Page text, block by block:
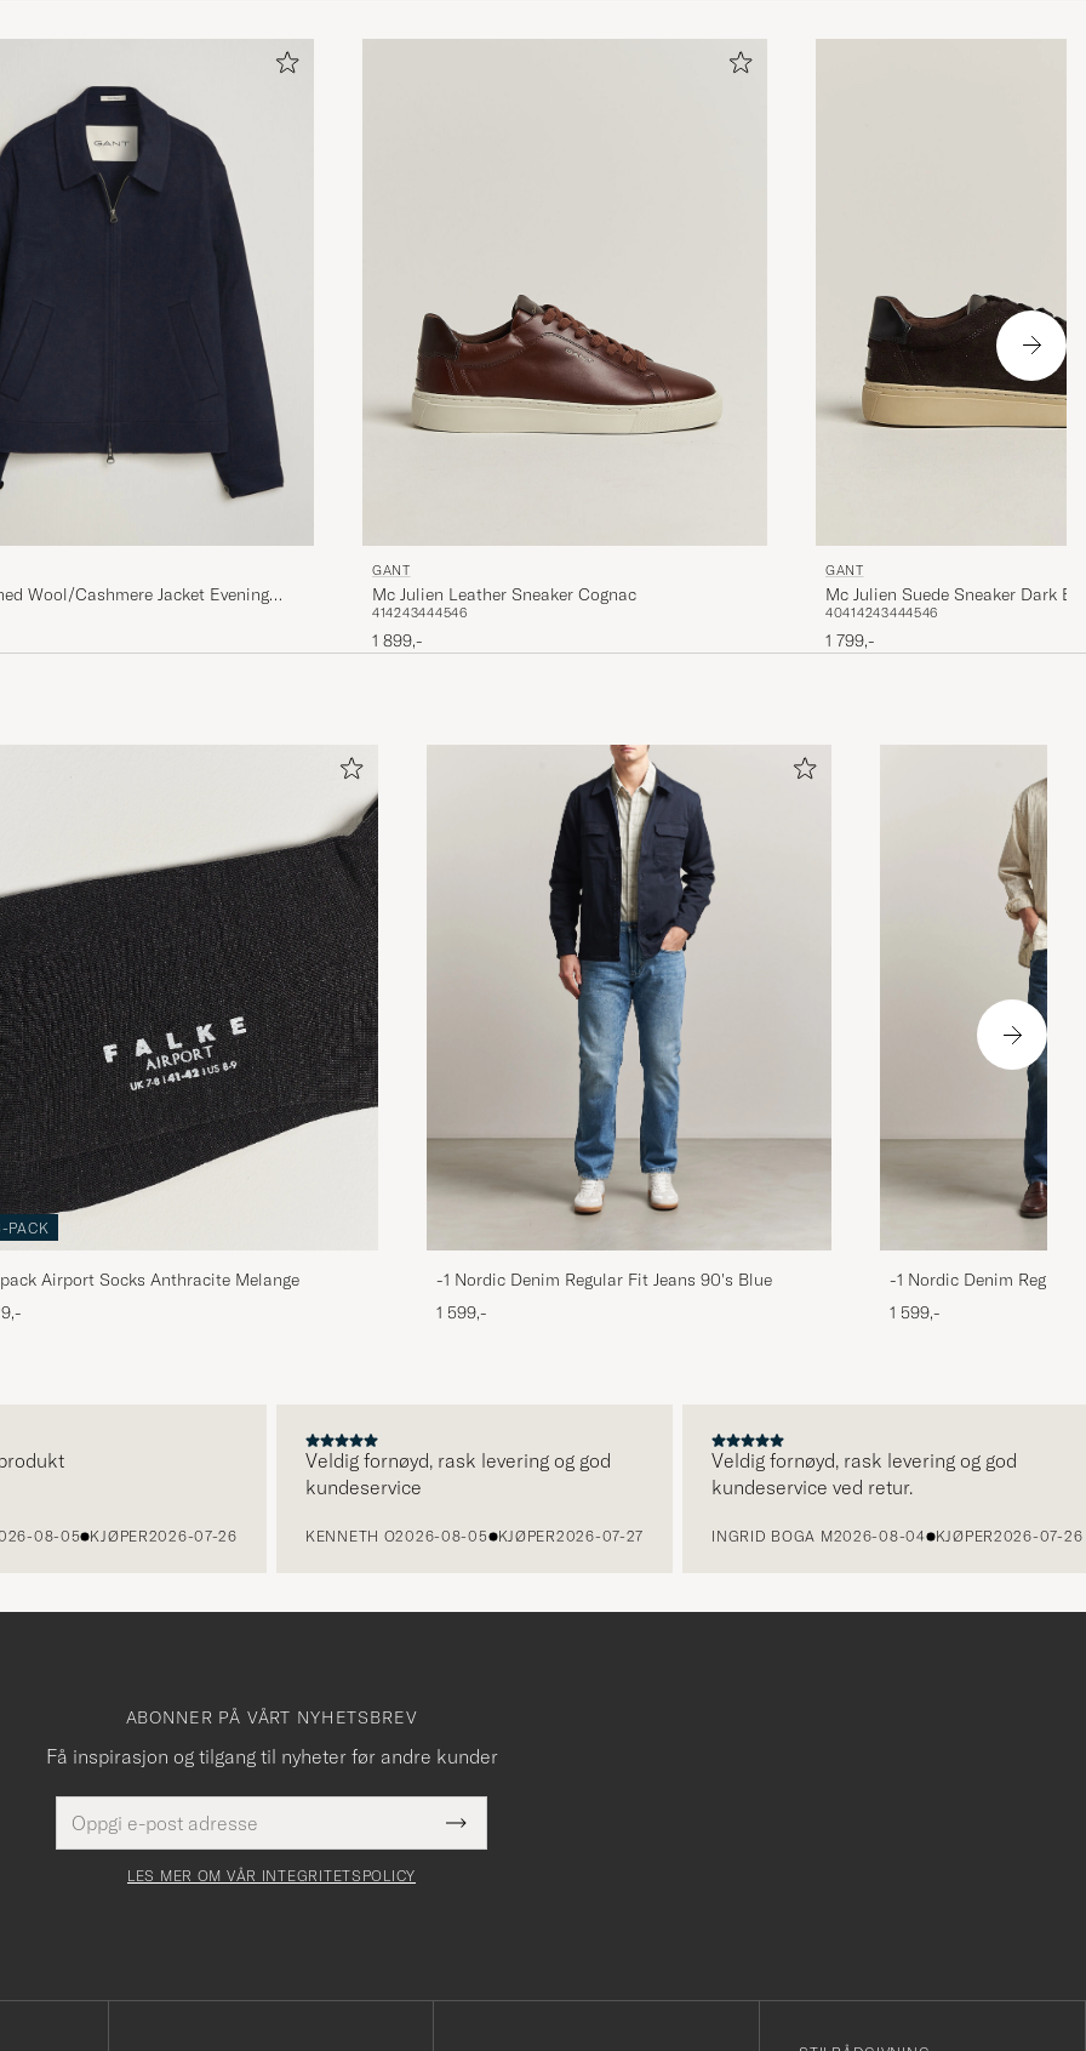
Wool/Cashmere Jacket Evening
GANT
Mc Julien Leather Sneaker Cognac
414243444546
1 899,-
GANT
Mc Julien Suede Sneaker Dark
40414243444546
1 799,-
PACK
Airport Socks Anthracite Melange
-1 Nordic Denim Regular Fit Jeans 90's Blue
1 599,-
-1 Nordic Denim Regular
1 599,-
08-05 KJØPER2026-07-26
Veldig fornøyd, rask levering og god
kundeservice
KENNETH O2026-08-05 KJØPER2026-07-27
Veldig fornøyd, rask levering og god
kundeservice ved retur.
INGRID BOGA M2026-08-04 KJØPER2026-07-26
ABONNER PÅ VÅRT NYHETSBREV
Få inspirasjon og tilgang til nyheter før andre kunder
postadresse
Dette
felt
Submit
Newsletter
LES MER OM VÅR INTEGRITETSPOLICY